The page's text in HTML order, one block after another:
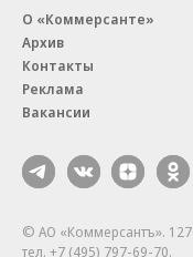
О «Коммерсанте»
Архив
Контакты
Реклама
Вакансии
© АО «Коммерсантъ».
тел. +7 (495) 797-69-70.